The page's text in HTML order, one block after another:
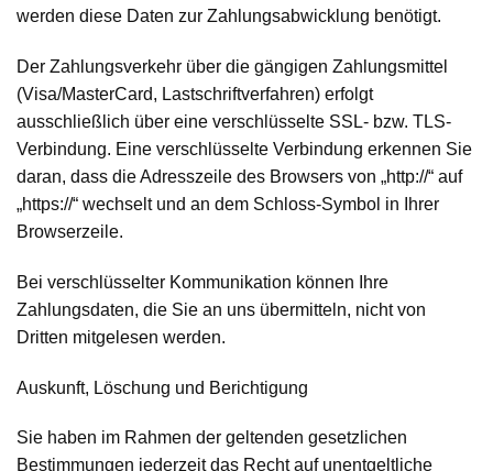
werden diese Daten zur Zahlungsabwicklung benötigt.
Der Zahlungsverkehr über die gängigen Zahlungsmittel
(Visa/MasterCard, Lastschriftverfahren) erfolgt
ausschließlich über eine verschlüsselte SSL- bzw. TLS-
Verbindung. Eine verschlüsselte Verbindung erkennen Sie
daran, dass die Adresszeile des Browsers von „http://“ auf
„https://“ wechselt und an dem Schloss-Symbol in Ihrer
Browserzeile.
Bei verschlüsselter Kommunikation können Ihre
Zahlungsdaten, die Sie an uns übermitteln, nicht von
Dritten mitgelesen werden.
Auskunft, Löschung und Berichtigung
Sie haben im Rahmen der geltenden gesetzlichen
Bestimmungen jederzeit das Recht auf unentgeltliche